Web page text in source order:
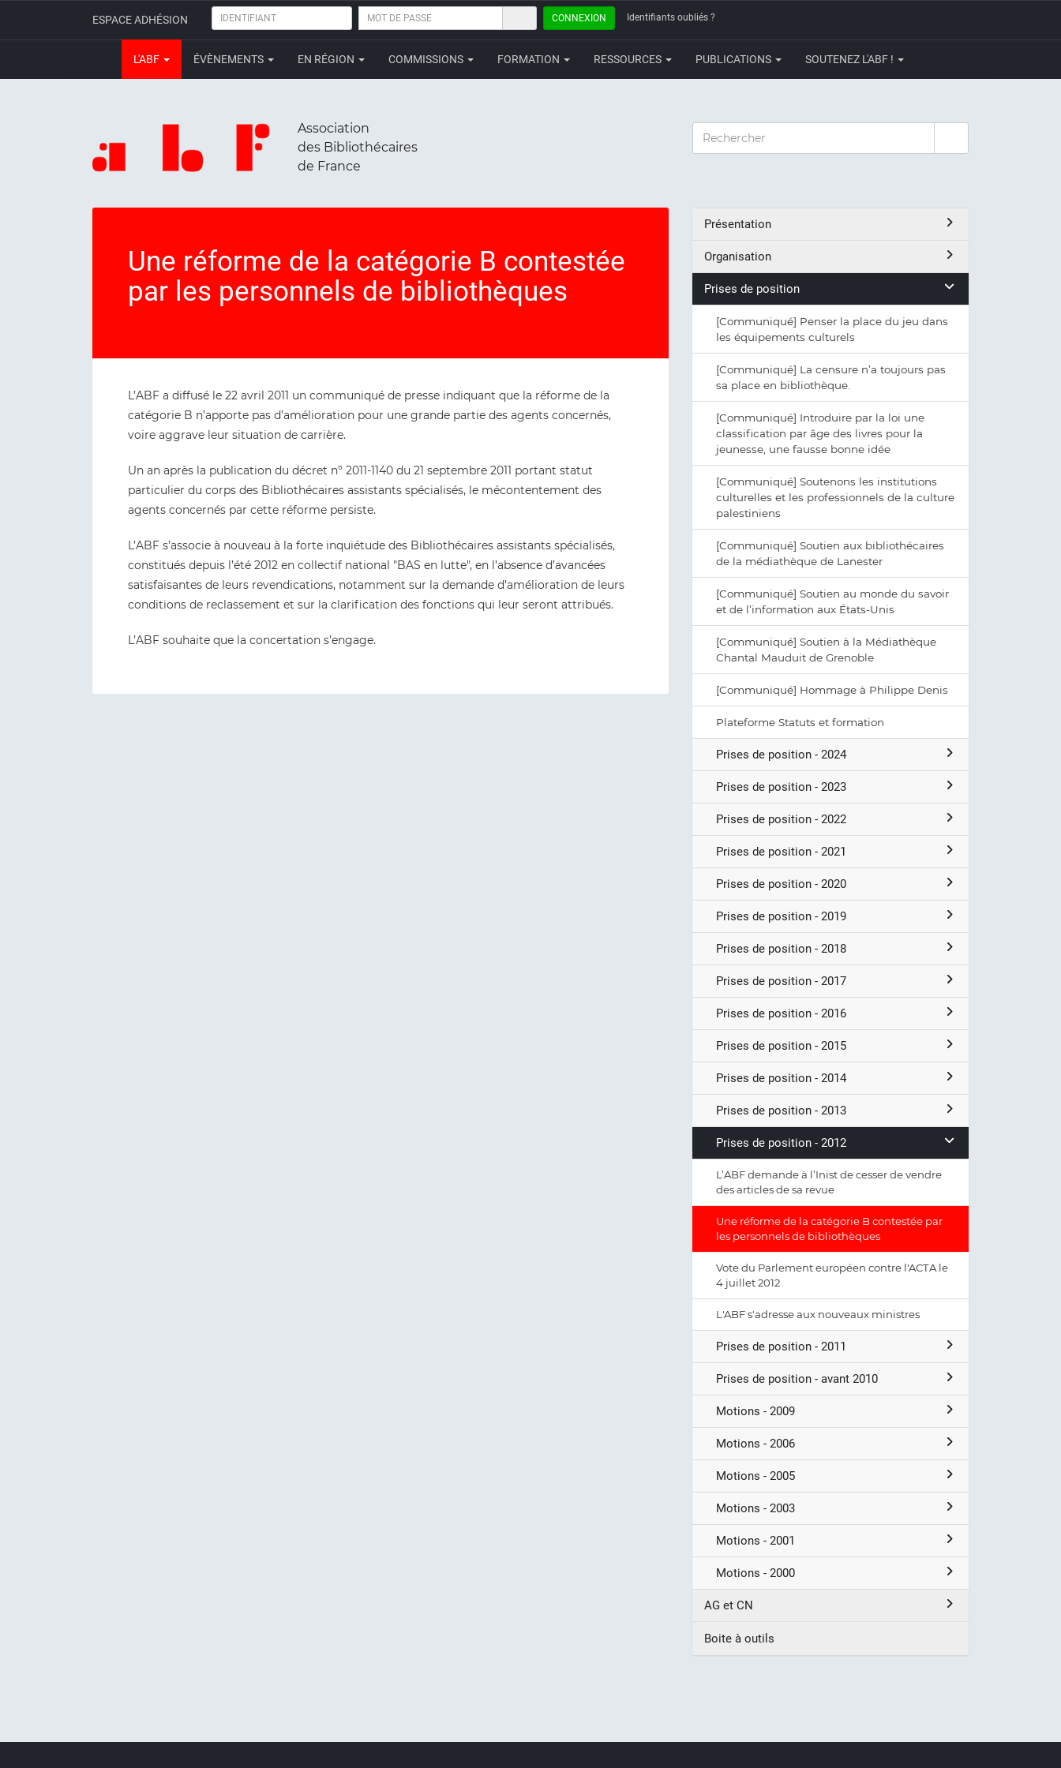
ESPACE ADHÉSION IDENTIFIANT
MOT
PASSE
CONNEXION Identifiants oubliés ?
L'ABF ÉVÈNEMENTS EN RÉGION COMMISSIONS FORMATION RESSOURCES PUBLICATIONS SOUTENEZ L'ABF !
Association
des Bibliothécaires
de France
RECHERCHER
Une réforme de la catégorie B contestée
par les personnels de bibliothèques
L’ABF a diffusé le 22 avril 2011 un communiqué de presse indiquant que la réforme de la
catégorie B n’apporte pas d’amélioration pour une grande partie des agents concernés,
voire aggrave leur situation de carrière.
Un an après la publication du décret n° 2011-1140 du 21 septembre 2011 portant statut
particulier du corps des Bibliothécaires assistants spécialisés, le mécontentement des
agents concernés par cette réforme persiste.
L’ABF s’associe à nouveau à la forte inquiétude des Bibliothécaires assistants spécialisés,
constitués depuis l’été 2012 en collectif national "BAS en lutte", en l’absence d’avancées
satisfaisantes de leurs revendications, notamment sur la demande d’amélioration de leurs
conditions de reclassement et sur la clarification des fonctions qui leur seront attribués.
L’ABF souhaite que la concertation s’engage.
Présentation
Organisation
Prises de position
[Communiqué] Penser la place du jeu dans
les équipements culturels
[Communiqué] La censure n’a toujours pas
sa place en bibliothèque.
[Communiqué] Introduire par la loi une
classification par âge des livres pour la
jeunesse, une fausse bonne idée
[Communiqué] Soutenons les institutions
culturelles et les professionnels de la culture
palestiniens
[Communiqué] Soutien aux bibliothécaires
de la médiathèque de Lanester
[Communiqué] Soutien au monde du savoir
et de l’information aux États-Unis
[Communiqué] Soutien à la Médiathèque
Chantal Mauduit de Grenoble
[Communiqué] Hommage à Philippe Denis
Plateforme Statuts et formation
Prises de position - 2024
Prises de position - 2023
Prises de position - 2022
Prises de position - 2021
Prises de position - 2020
Prises de position - 2019
Prises de position - 2018
Prises de position - 2017
Prises de position - 2016
Prises de position - 2015
Prises de position - 2014
Prises de position - 2013
Prises de position - 2012
L’ABF demande à l’Inist de cesser de vendre
des articles de sa revue
Une réforme de la catégorie B contestée par
les personnels de bibliothèques
Vote du Parlement européen contre l'ACTA le
4 juillet 2012
L'ABF s'adresse aux nouveaux ministres
Prises de position - 2011
Prises de position - avant 2010
Motions - 2009
Motions - 2006
Motions - 2005
Motions - 2003
Motions - 2001
Motions - 2000
AG et CN
Boite à outils